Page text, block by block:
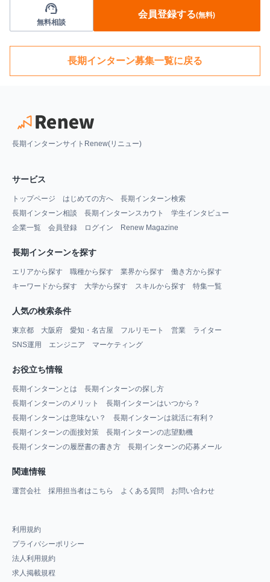
support_agent
無料相談
会員登録する(無料)
長期インターン募集一覧に戻る
長期インターンサイトRenew(リニュー)
サービス
トップページ はじめての方へ
長期インターン検索
長期インターン相談
長期インターンスカウト
学生インタビュー
企業一覧
会員登録 ログイン Renew Magazine
長期インターンを探す
エリアから探す 職種から探す 業界から探す
働き方から探す
キーワードから探す
大学から探す スキルから探す 特集一覧
人気の検索条件
東京都 大阪府 愛知・名古屋 フルリモート 営業
ライター
SNS運用
エンジニア マーケティング
お役立ち情報
長期インターンとは
長期インターンの探し方
長期インターンのメリット
長期インターンはいつから？
長期インターンは意味ない？
長期インターンは就活に有利？
長期インターンの面接対策
長期インターンの志望動機
長期インターンの履歴書の書き方
長期インターンの応募メール
関連情報
運営会社 採用担当者はこちら よくある質問 お問い合わせ
利用規約
プライバシーポリシー
法人利用規約
求人掲載規程